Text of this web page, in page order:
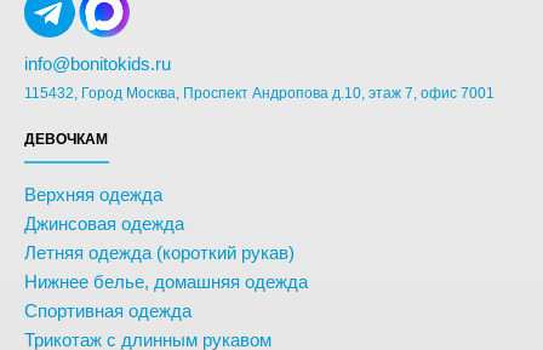
info@bonitokids.ru
115432, Город Москва, Проспект Андропова д.10, этаж 7, офис 7001
ДЕВОЧКАМ
Верхняя одежда
Джинсовая одежда
Летняя одежда (короткий рукав)
Нижнее белье, домашняя одежда
Спортивная одежда
Трикотаж с длинным рукавом